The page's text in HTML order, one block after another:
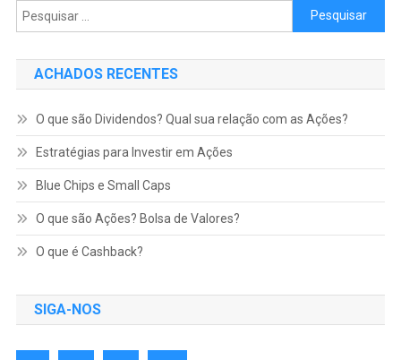
Pesquisar por:
ACHADOS RECENTES
O que são Dividendos? Qual sua relação com as Ações?
Estratégias para Investir em Ações
Blue Chips e Small Caps
O que são Ações? Bolsa de Valores?
O que é Cashback?
SIGA-NOS